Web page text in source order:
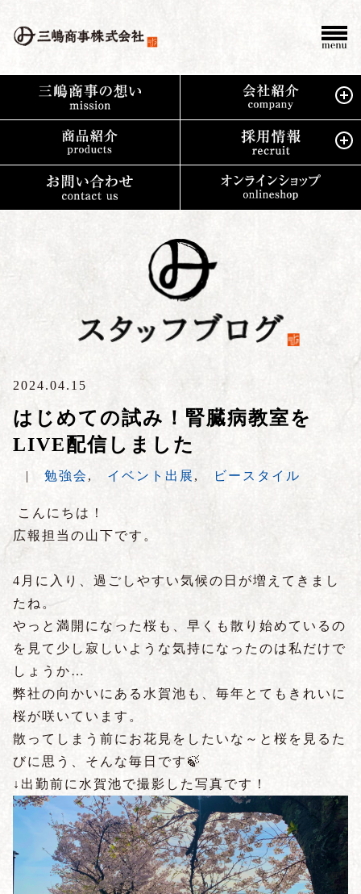
2024.04.15
はじめての試み！腎臓病教室を
LIVE配信しました
| 勉強会 , イベント出展 , ビースタイル
こんにちは！
広報担当の山下です。
4月に入り、過ごしやすい気候の日が増えてきまし
たね。
やっと満開になった桜も、早くも散り始めているの
を見て少し寂しいような気持になったのは私だけで
しょうか…
弊社の向かいにある水賀池も、毎年とてもきれいに
桜が咲いています。
散ってしまう前にお花見をしたいな～と桜を見るた
びに思う、そんな毎日です🍃
↓出勤前に水賀池で撮影した写真です！